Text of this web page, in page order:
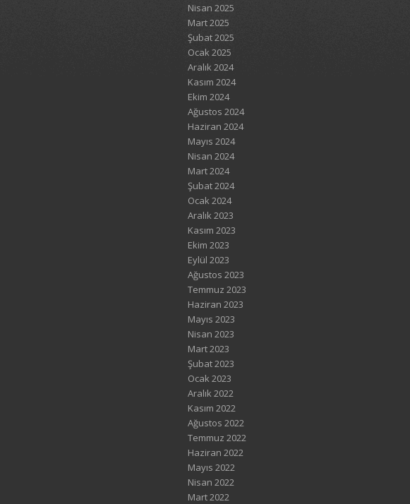
Nisan 2025
Mart 2025
Şubat 2025
Ocak 2025
Aralık 2024
Kasım 2024
Ekim 2024
Ağustos 2024
Haziran 2024
Mayıs 2024
Nisan 2024
Mart 2024
Şubat 2024
Ocak 2024
Aralık 2023
Kasım 2023
Ekim 2023
Eylül 2023
Ağustos 2023
Temmuz 2023
Haziran 2023
Mayıs 2023
Nisan 2023
Mart 2023
Şubat 2023
Ocak 2023
Aralık 2022
Kasım 2022
Ağustos 2022
Temmuz 2022
Haziran 2022
Mayıs 2022
Nisan 2022
Mart 2022